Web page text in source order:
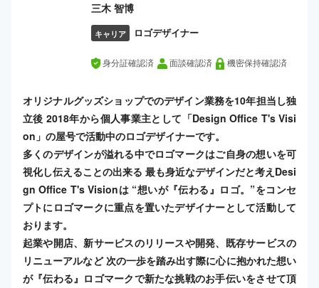
三木 智博
キャリア ロゴデザイナー
身分証確認済 面談確認済 機密保持確認済
オリジナルグッズショップでのデザイン業務を10年担当し独
立後 2018年から個人事業主として「Design Office T's Visi
on」の屋号で活動中のロゴデザイナーです。
多くのデザインが溢れる中でロゴマークはご自身の想いを可
視化し伝えることの出来る 最も身近なデザインだと考えDesi
gn Office T's Visionは “想いが『伝わる』ロゴ。”​ をコンセ
プトにロゴマークに重点を置いたデザイナーとして活動して
おります。
起業や開店、新サービスのリリースや開発、既存サービスの
リニューアルなど 次の一歩を踏み出す際に心に抱かれた想い
が『伝わる』ロゴマークで新たな挑戦のお手伝いをさせて頂